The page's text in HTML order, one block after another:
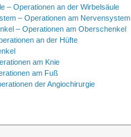
– Operationen an der Wirbelsäule
– Operationen am Nervensystem
– Operationen am Oberschenkel
an der Hüfte
am Knie
am Fuß
der Angiochirurgie